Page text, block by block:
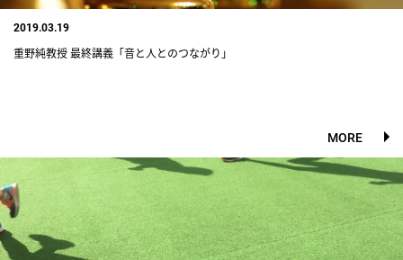
2019.03.19
重野純教授 最終講義「音と人とのつながり」
MORE